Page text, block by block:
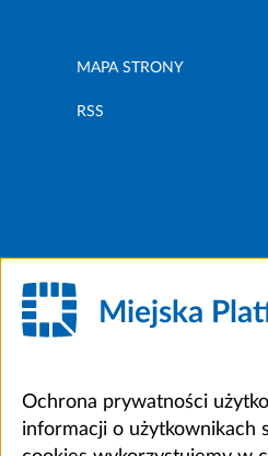
MAPA STRONY
RSS
Miejska
Ochrona prywatności
informacji o użytkownikach